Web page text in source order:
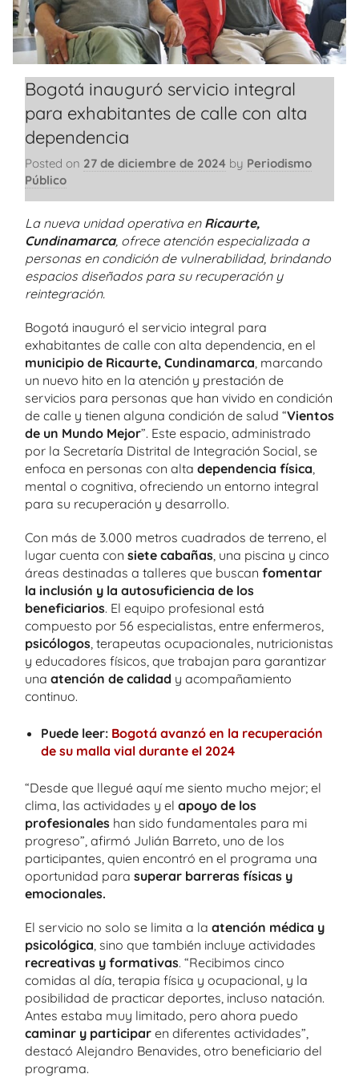
Bogotá inauguró servicio integral
para exhabitantes de calle con alta
dependencia
Posted on 27 de diciembre de 2024 by Periodismo
Público
La nueva unidad operativa en Ricaurte,
Cundinamarca, ofrece atención especializada a
personas en condición de vulnerabilidad, brindando
espacios diseñados para su recuperación y
reintegración.
Bogotá inauguró el servicio integral para
exhabitantes de calle con alta dependencia, en el
municipio de Ricaurte, Cundinamarca , marcando
un nuevo hito en la atención y prestación de
servicios para personas que han vivido en condición
de calle y tienen alguna condición de salud “Vientos
de un Mundo Mejor”. Este espacio, administrado
por la Secretaría Distrital de Integración Social, se
enfoca en personas con alta dependencia física
mental o cognitiva, ofreciendo un entorno integral
para su recuperación y desarrollo.
Con más de 3.000 metros cuadrados de terreno, el
lugar cuenta con siete cabañas , una piscina y cinco
áreas destinadas a talleres que buscan fomentar
la inclusión y la autosuficiencia de los
beneficiarios. El equipo profesional está
compuesto por 56 especialistas, entre enfermeros,
psicólogos , terapeutas ocupacionales, nutricionistas
y educadores físicos, que trabajan para garantizar
una atención de calidad y acompañamiento
continuo.
Puede leer: Bogotá avanzó en la recuperación
de su malla vial durante el 2024
“Desde que llegué aquí me siento mucho mejor; el
clima, las actividades y el apoyo de los
profesionales han sido fundamentales para mi
progreso”, afirmó Julián Barreto, uno de los
participantes, quien encontró en el programa una
oportunidad para superar barreras físicas y
emocionales.
El servicio no solo se limita a la atención médica y
psicológica , sino que también incluye actividades
recreativas y formativas. “Recibimos cinco
comidas al día, terapia física y ocupacional, y la
posibilidad de practicar deportes, incluso natación.
Antes estaba muy limitado, pero ahora puedo
caminar y participar en diferentes actividades”,
destacó Alejandro Benavides, otro beneficiario del
programa.